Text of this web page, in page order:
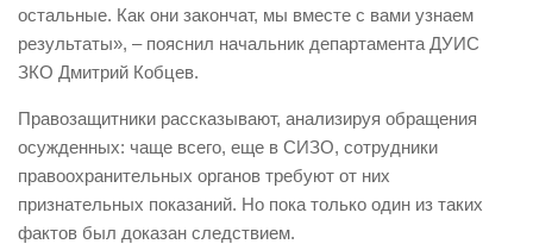
остальные. Как они закончат, мы вместе с вами узнаем
результаты», – пояснил начальник департамента ДУИС
ЗКО Дмитрий Кобцев.
Правозащитники рассказывают, анализируя обращения
осужденных: чаще всего, еще в СИЗО, сотрудники
правоохранительных органов требуют от них
признательных показаний. Но пока только один из таких
фактов был доказан следствием.